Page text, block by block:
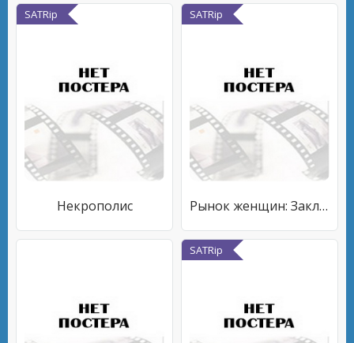
SATRip
Некрополис
SATRip
Рынок женщин: Заключение
SATRip